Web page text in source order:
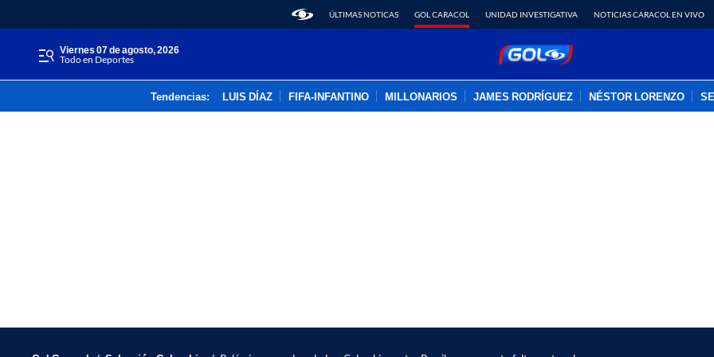
ÚLTIMAS NOTICAS GOL CARACOL UNIDAD INVESTIGATIVA NOTICIAS CARACOL EN VIVO
viernes 07 de agosto, 2026
Todo en Deportes
Tendencias: LUIS DÍAZ FIFA-INFANTINO MILLONARIOS JAMES RODRÍGUEZ NÉSTOR LORENZO